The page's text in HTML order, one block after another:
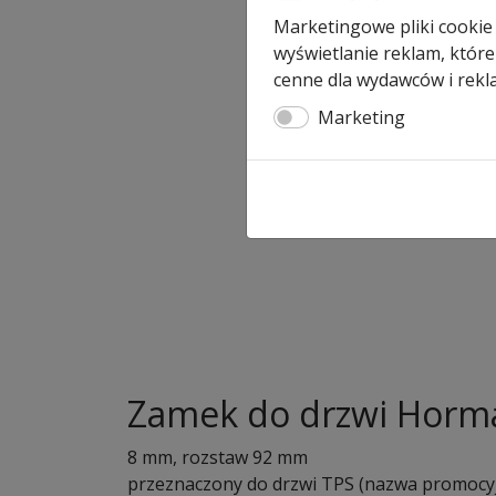
Zamek do drzwi
8 mm, rozstaw 92 mm
przeznaczony do drzwi TPS (nazwa
Marketingowe pliki
wyświetlanie reklam,
cenne dla wydawców i
Marketing